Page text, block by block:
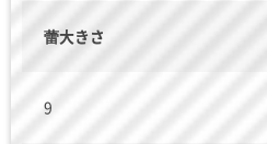
蕾大きさ
9